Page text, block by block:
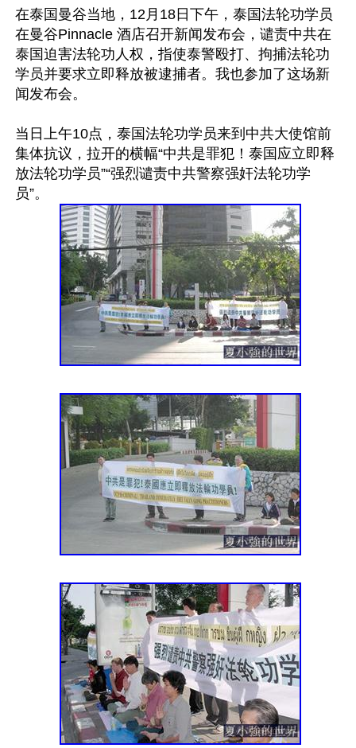
在泰国曼谷当地，12月18日下午，泰国法轮功学员
在曼谷Pinnacle 酒店召开新闻发布会，谴责中共在
泰国迫害法轮功人权，指使泰警殴打、拘捕法轮功
学员并要求立即释放被逮捕者。我也参加了这场新
闻发布会。
当日上午10点，泰国法轮功学员来到中共大使馆前
集体抗议，拉开的横幅“中共是罪犯！泰国应立即释
放法轮功学员”“强烈谴责中共警察强奸法轮功学